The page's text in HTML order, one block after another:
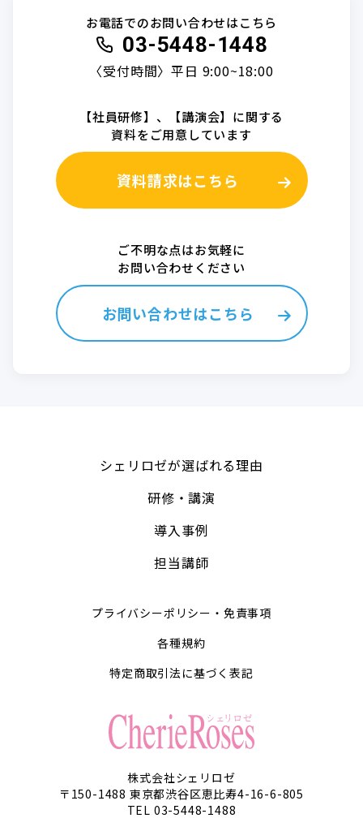
お電話でのお問い合わせはこちら
03-5448-1448
〈受付時間〉平日 9:00~18:00
【社員研修】、【講演会】に関する
資料をご用意しています
資料請求はこちら
ご不明な点はお気軽に
お問い合わせください
お問い合わせはこちら
シェリロゼが選ばれる理由
研修・講演
導入事例
担当講師
プライバシーポリシー・免責事項
各種規約
特定商取引法に基づく表記
株式会社シェリロゼ
〒150-1488 東京都渋谷区恵比寿4-16-6-805
TEL 03-5448-1488